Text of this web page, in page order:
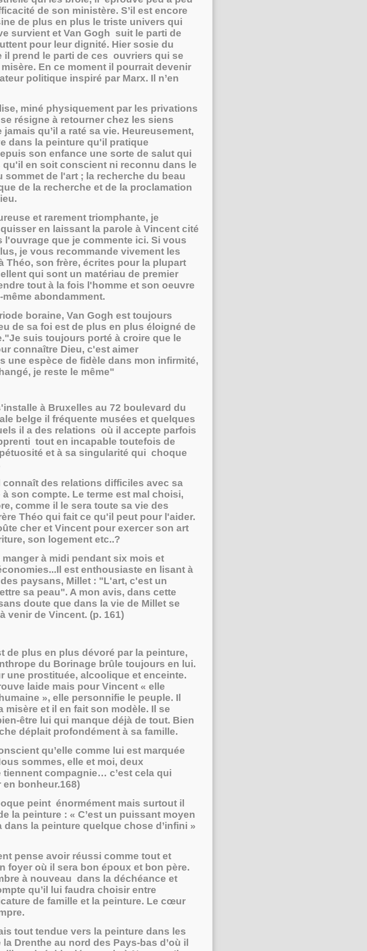
de son ministère. S’il est encore
de plus en plus le triste univers qui
survient et Van Gogh suit le parti de
pour leur dignité. Hier sosie du
il prend le parti de ces ouvriers qui se
En ce moment il pourrait devenir
politique inspiré par Marx. Il n’en
miné physiquement par les privations
résigne à retourner chez les siens
qu’il a raté sa vie. Heureusement,
dans la peinture qu'il pratique
son enfance une sorte de salut qui
en soit conscient ni reconnu dans le
sommet de l'art ; la recherche du beau
de la recherche et de la proclamation
et rarement triomphante, je
en laissant la parole à Vincent cité
l'ouvrage que je commente ici. Si vous
je vous recommande vivement les
Théo, son frère, écrites pour la plupart
qui sont un matériau de premier
tout à la fois l'homme et son oeuvre
abondamment.
boraine, Van Gogh est toujours
de sa foi est de plus en plus éloigné de
suis toujours porté à croire que le
connaître Dieu, c'est aimer
une espèce de fidèle dans mon infirmité,
je reste le même"
à Bruxelles au 72 boulevard du
belge il fréquente musées et quelques
il a des relations où il accepte parfois
tout en incapable toutefois de
et à sa singularité qui choque
connaît des relations difficiles avec sa
son compte. Le terme est mal choisi,
comme il le sera toute sa vie des
Théo qui fait ce qu'il peut pour l'aider.
cher et Vincent pour exercer son art
son logement etc..?
à midi pendant six mois et
est enthousiaste en lisant à
paysans, Millet : "L'art, c'est un
sa peau". A mon avis, dans cette
doute que dans la vie de Millet se
venir de Vincent. (p. 161)
de plus en plus dévoré par la peinture,
du Borinage brûle toujours en lui.
une prostituée, alcoolique et enceinte.
laide mais pour Vincent « elle
», elle personnifie le peuple. Il
misère et il en fait son modèle. Il se
être lui qui manque déjà de tout. Bien
déplait profondément à sa famille.
qu’elle comme lui est marquée
sommes, elle et moi, deux
tiennent compagnie… c’est cela qui
bonheur.168)
peint énormément mais surtout il
la peinture : « C’est un puissant moyen
dans la peinture quelque chose d’infini »
pense avoir réussi comme tout et
foyer où il sera bon époux et bon père.
à nouveau dans la déchéance et
qu’il lui faudra choisir entre
de famille et la peinture. Le cœur
tout tendue vers la peinture dans les
Drenthe au nord des Pays-bas d’où il